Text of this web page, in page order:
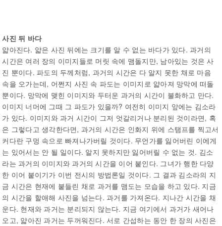
사진 뒤 바다
얇아진다. 얇은 사진 뒤에는 크기를 알 수 없는 바다가 있다. 과거의
시간은 여러 장의 이미지들로 머릿 속에 맴돌지만, 남아있는 것은 사
진 뿐이다. 파도의 두께처럼, 과거의 시간은 다 알지 못한 채로 마음
속을 오가는데, 어쩐지 사진 속 파도는 이미지로 얇아져 망막에 떠돌
뿐이다. 망막에 맺힌 이미지와 두터운 과거의 시간이 불화하고 만다.
이미지 너머에 그때 그 파도가 있을까? 여전히 이미지 앞에는 김소라
가 있다. 이미지와 과거 시간이 그저 엇갈리거나 분리된 것이라면, 혹
은 그렇다고 생각한다면, 과거의 시간은 인화지 위에 스탬프를 찍고서
커다란 구멍 속으로 빠져나가버릴 것이다. 무언가를 잃어버린 이에게
는 있어서는 안 될 일이다. 알지 못하지만 잃어버릴 수 없는 것. 김소
라는 과거의 이미지와 과거의 시간을 이어 붙인다. 그녀가 행한 다양
한 이어 붙이기가 이번 전시의 방법론일 것이다. 그 결과 김소라의 지
금 시간은 현재에 붙들린 채로 과거를 맴도는 모습을 하고 있다. 지금
의 시간을 할애해 사진을 넘는다. 과거를 가져온다. 지나간 시간을 채
운다. 현재와 과거는 분리되지 않는다. 지금 여기에서 과거가 새어나
오고, 얇아진 과거는 두꺼워진다. 서로 간섭하는 동안 한 장의 사진은